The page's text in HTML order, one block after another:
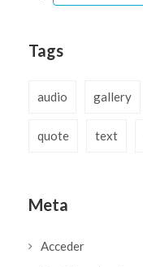
Tags
audio gallery
quote text
Meta
Acceder